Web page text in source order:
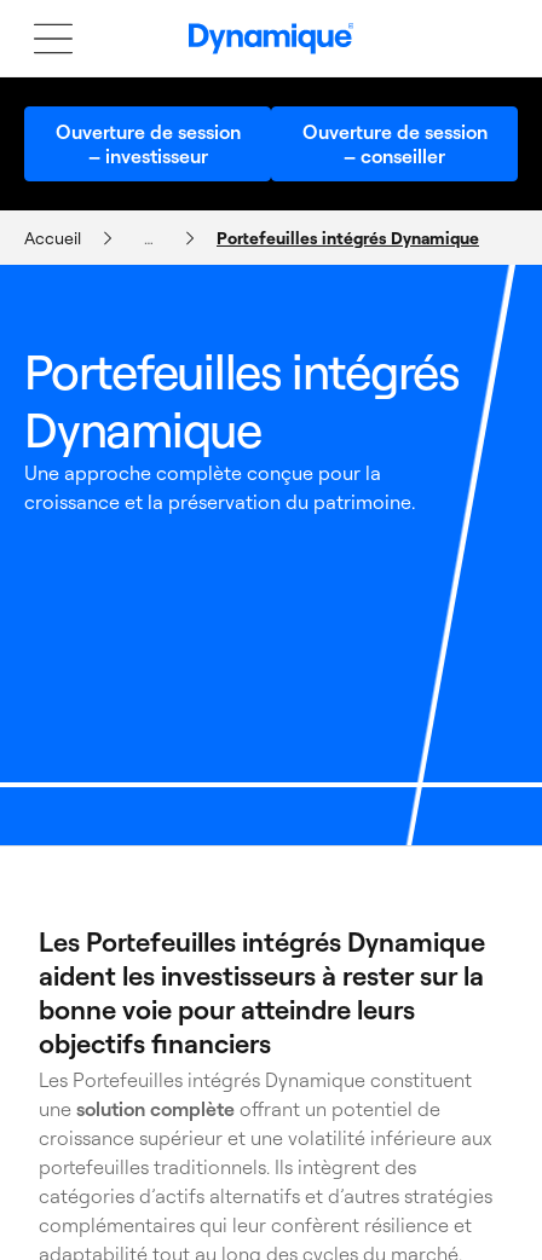
Ouverture de session
– investisseur
Ouverture de session
– conseiller
Accueil … Portefeuilles intégrés Dynamique
Portefeuilles intégrés
Dynamique
Une approche complète conçue pour la
croissance et la préservation du patrimoine.
Les Portefeuilles intégrés Dynamique
aident les investisseurs à rester sur la
bonne voie pour atteindre leurs
objectifs financiers
Les Portefeuilles intégrés Dynamique constituent
une solution complète offrant un potentiel de
croissance supérieur et une volatilité inférieure aux
portefeuilles traditionnels. Ils intègrent des
catégories d’actifs alternatifs et d’autres stratégies
complémentaires qui leur confèrent résilience et
adaptabilité tout au long des cycles du marché.